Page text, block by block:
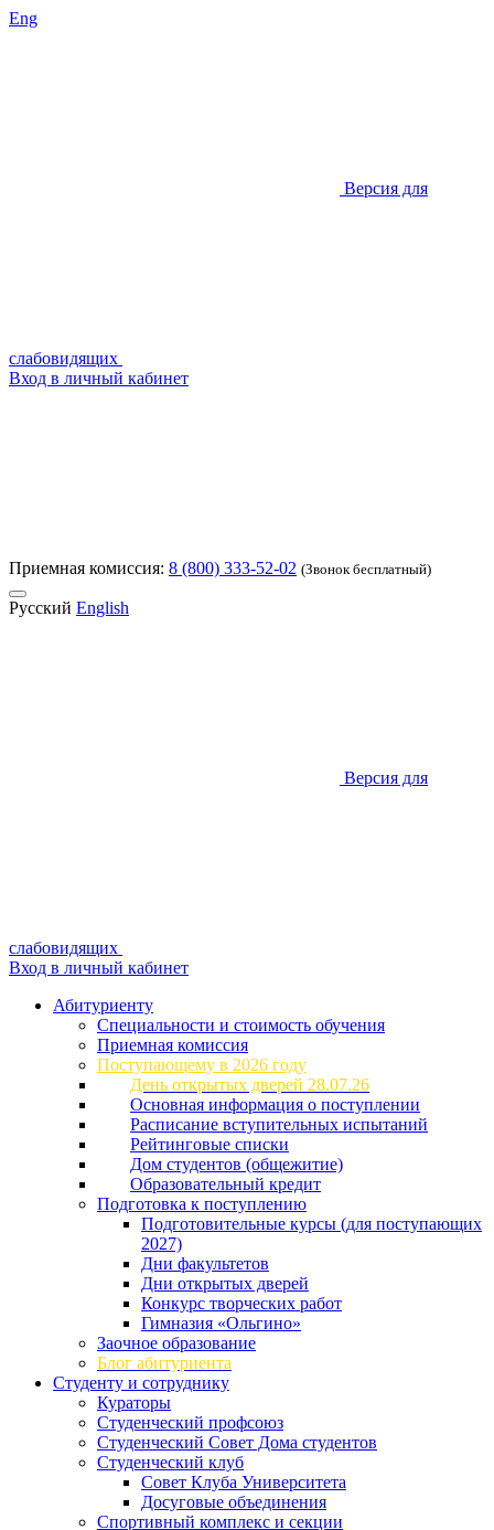
Eng
Версия для
слабовидящих
Вход в личный кабинет
Приемная комиссия: 8 (800) 333-52-02 (Звонок бесплатный)
Русский English
Версия для
слабовидящих
Вход в личный кабинет
Абитуриенту
Специальности и стоимость обучения
Приемная комиссия
Поступающему в 2026 году
День открытых дверей 28.07.26
Основная информация о поступлении
Расписание вступительных испытаний
Рейтинговые списки
Дом студентов (общежитие)
Образовательный кредит
Подготовка к поступлению
Подготовительные курсы (для поступающих
2027)
Дни факультетов
Дни открытых дверей
Конкурс творческих работ
Гимназия «Ольгино»
Заочное образование
Блог абитуриента
Студенту и сотруднику
Кураторы
Студенческий профсоюз
Студенческий Совет Дома студентов
Студенческий клуб
Совет Клуба Университета
Досуговые объединения
Спортивный комплекс и секции